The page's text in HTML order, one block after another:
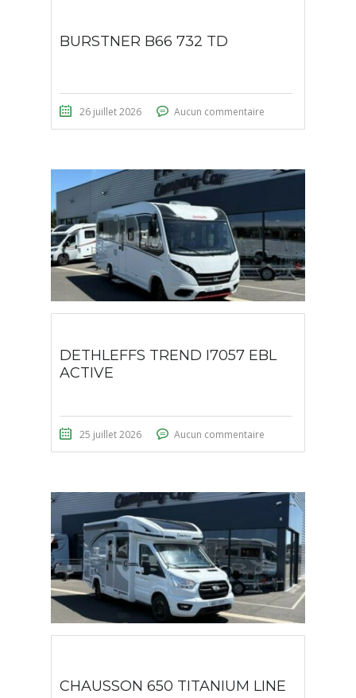
BURSTNER B66 732 TD
26 juillet 2026 Aucun commentaire
DETHLEFFS TREND I7057 EBL
ACTIVE
25 juillet 2026 Aucun commentaire
CHAUSSON 650 TITANIUM LINE